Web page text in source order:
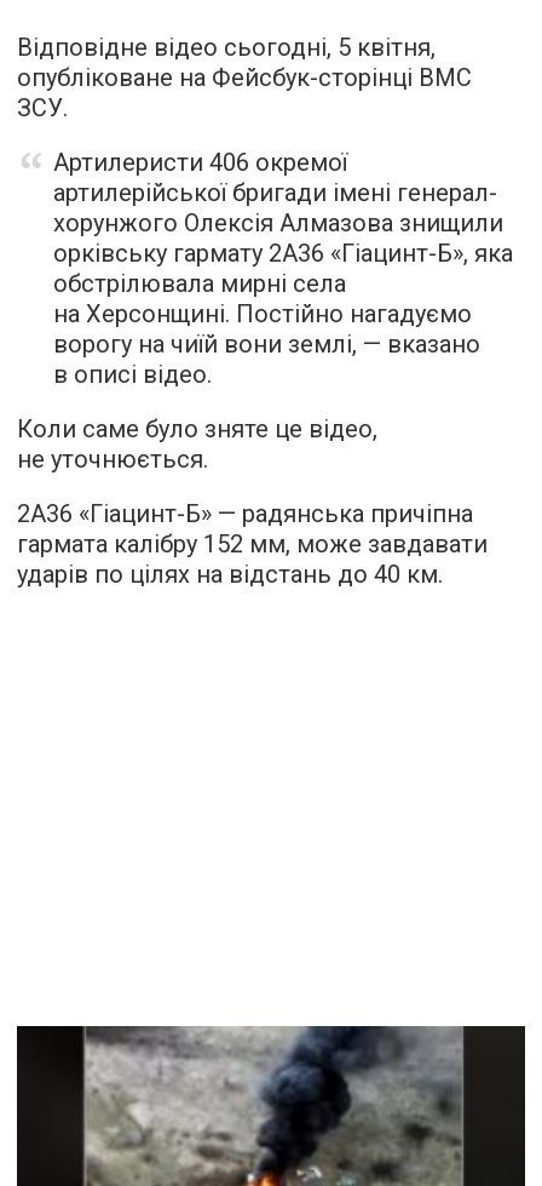
Відповідне відео сьогодні, 5 квітня,
опубліковане на Фейсбук-сторінці ВМС
ЗСУ.
Артилеристи 406 окремої
артилерійської бригади імені генерал-
хорунжого Олексія Алмазова знищили
орківську гармату 2A36 «Гіацинт-Б», яка
обстрілювала мирні села
на Херсонщині. Постійно нагадуємо
ворогу на чиїй вони землі, — вказано
в описі відео.
Коли саме було зняте це відео,
не уточнюється.
2А36 «Гіацинт-Б» — радянська причіпна
гармата калібру 152 мм, може завдавати
ударів по цілях на відстань до 40 км.